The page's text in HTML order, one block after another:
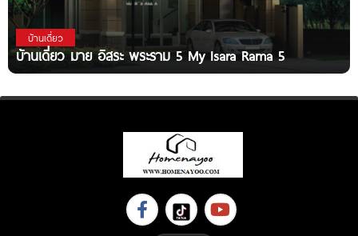
บ้านเดี่ยว
บ้านเดี่ยว มาย อิสระ พระราม 5 My Isara Rama 5